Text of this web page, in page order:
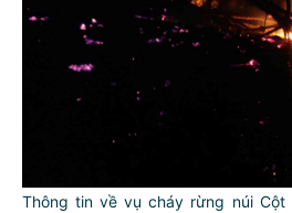
Thông tin về vụ cháy rừng núi Cột